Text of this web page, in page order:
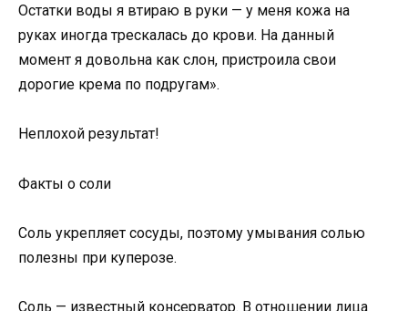
Остатки воды я втираю в руки — у меня кожа на
руках иногда трескалась до крови. На данный
момент я довольна как слон, пристроила свои
дорогие крема по подругам».
Неплохой результат!
Факты о соли
Соль укрепляет сосуды, поэтому умывания солью
полезны при куперозе.
Соль — известный консерватор. В отношении лица